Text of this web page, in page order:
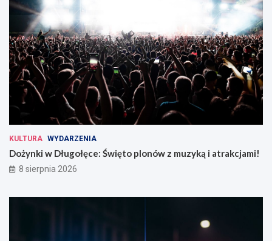
KULTURA WYDARZENIA
Dożynki w Długołęce: Święto plonów z muzyką i atrakcjami!
8 sierpnia 2026